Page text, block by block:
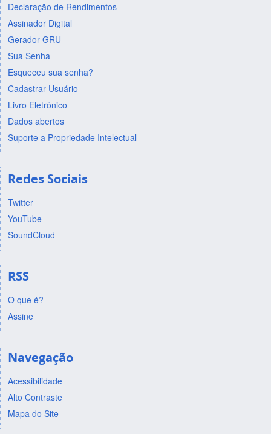
Declaração de Rendimentos
Assinador Digital
Gerador GRU
Sua Senha
Esqueceu sua senha?
Cadastrar Usuário
Livro Eletrônico
Dados abertos
Suporte a Propriedade Intelectual
Redes Sociais
Twitter
YouTube
SoundCloud
RSS
O que é?
Assine
Navegação
Acessibilidade
Alto Contraste
Mapa do Site